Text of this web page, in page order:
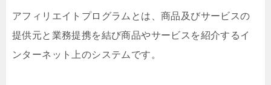
アフィリエイトプログラムとは、商品及びサービスの
提供元と業務提携を結び商品やサービスを紹介するイ
ンターネット上のシステムです。